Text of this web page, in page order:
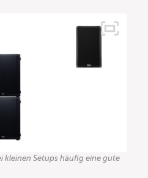
kleinen Setups häufig eine gute